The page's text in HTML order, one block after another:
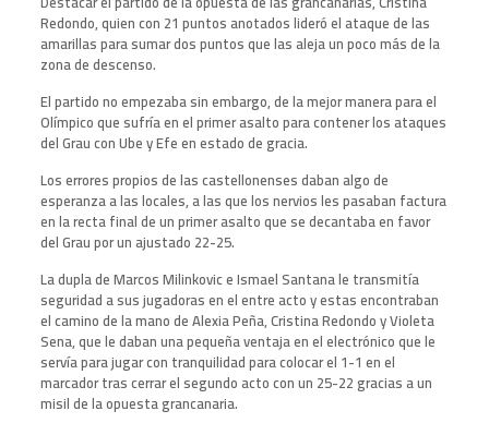
Redondo, quien con 21 puntos anotados lideró el ataque de las
amarillas para sumar dos puntos que las aleja un poco más de la
zona de descenso.
El partido no empezaba sin embargo, de la mejor manera para el
Olímpico que sufría en el primer asalto para contener los ataques
del Grau con Ube y Efe en estado de gracia.
Los errores propios de las castellonenses daban algo de
esperanza a las locales, a las que los nervios les pasaban factura
en la recta final de un primer asalto que se decantaba en favor
del Grau por un ajustado 22-25.
La dupla de Marcos Milinkovic e Ismael Santana le transmitía
seguridad a sus jugadoras en el entre acto y estas encontraban
el camino de la mano de Alexia Peña, Cristina Redondo y Violeta
Sena, que le daban una pequeña ventaja en el electrónico que le
servía para jugar con tranquilidad para colocar el 1-1 en el
marcador tras cerrar el segundo acto con un 25-22 gracias a un
misil de la opuesta grancanaria.